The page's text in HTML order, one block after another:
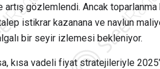
gözlemlendi. Ancak
istikrar kazanana ve navlun
bir seyir izlemesi bekleniyor.
kısa vadeli fiyat stratejileriyle